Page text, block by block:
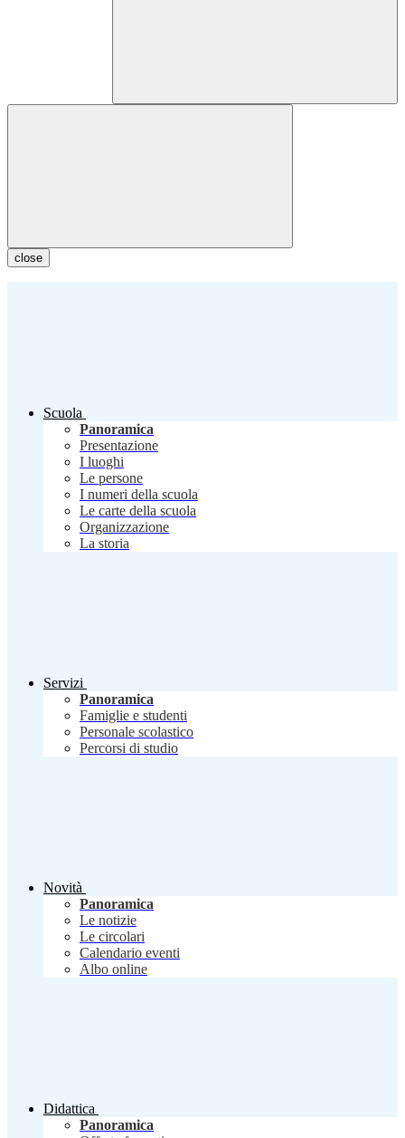
close
Scuola
Panoramica
Presentazione
I luoghi
Le persone
I numeri della scuola
Le carte della scuola
Organizzazione
La storia
Servizi
Panoramica
Famiglie e studenti
Personale scolastico
Percorsi di studio
Novità
Panoramica
Le notizie
Le circolari
Calendario eventi
Albo online
Didattica
Panoramica